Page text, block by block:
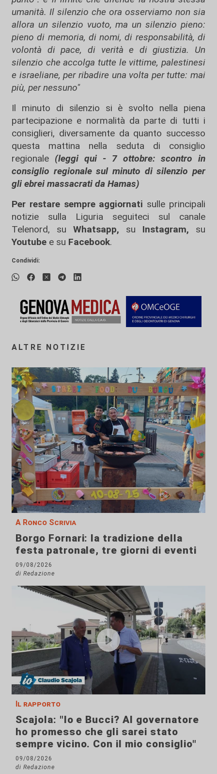
umanità. Il silenzio che ora osserviamo non sia
allora un silenzio vuoto, ma un silenzio pieno:
pieno di memoria, di nomi, di responsabilità, di
volontà di pace, di verità e di giustizia. Un
silenzio che accolga tutte le vittime, palestinesi
e israeliane, per ribadire una volta per tutte: mai
più, per nessuno"
Il minuto di silenzio si è svolto nella piena
partecipazione e normalità da parte di tutti i
consiglieri, diversamente da quanto successo
questa mattina nella seduta di consiglio
regionale (leggi qui - 7 ottobre: scontro in
consiglio regionale sul minuto di silenzio per
gli ebrei massacrati da Hamas)
Per restare sempre aggiornati sulle principali
notizie sulla Liguria seguiteci sul canale
Telenord, su
Whatsapp, su Instagram, su
Youtube e su Facebook.
Condividi:
ALTRE NOTIZIE
A Ronco Scrivia
Borgo Fornari: la tradizione della
festa patronale, tre giorni di eventi
09/08/2026
di Redazione
Il rapporto
Scajola: "Io e Bucci? Al governatore
ho promesso che gli sarei stato
sempre vicino. Con il mio consiglio"
09/08/2026
di Redazione